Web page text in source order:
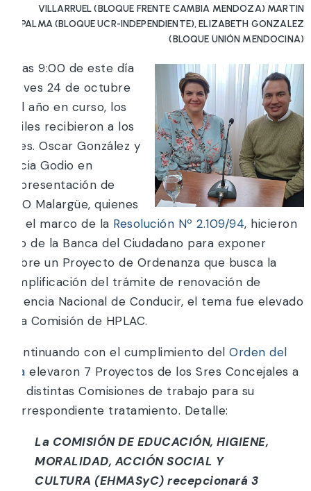
VILLARRUEL (BLOQUE FRENTE CAMBIA MENDOZA) MARTIN
PALMA (BLOQUE UCR-INDEPENDIENTE), ELIZABETH GONZALEZ
(BLOQUE UNIÓN MENDOCINA)
A las 9:00 de este día
jueves 24 de octubre
del año en curso, los
Ediles recibieron a los
Sres. Oscar González y
Lucia Godio en
representación de
PRO Malargüe, quienes
en el marco de la Resolución Nº 2.109/94, hicieron
uso de la Banca del Ciudadano para exponer
sobre un Proyecto de Ordenanza que busca la
Simplificación del trámite de renovación de
Licencia Nacional de Conducir, el tema fue elevado
a la Comisión de HPLAC.
Continuando con el cumplimiento del Orden del
Día elevaron 7 Proyectos de los Sres Concejales a
las distintas Comisiones de trabajo para su
correspondiente tratamiento. Detalle:
La COMISIÓN DE EDUCACIÓN, HIGIENE,
MORALIDAD, ACCIÓN SOCIAL Y
CULTURA (EHMASyC) recepcionará 3